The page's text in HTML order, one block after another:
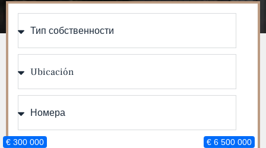
€ 300 000 € 6 500 000